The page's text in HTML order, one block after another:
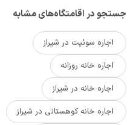
جستجو در اقامتگاه‌های مشابه
اجاره سوئیت در شیراز
اجاره خانه روزانه
اجاره خانه در شیراز
اجاره خانه کوهستانی در شیراز